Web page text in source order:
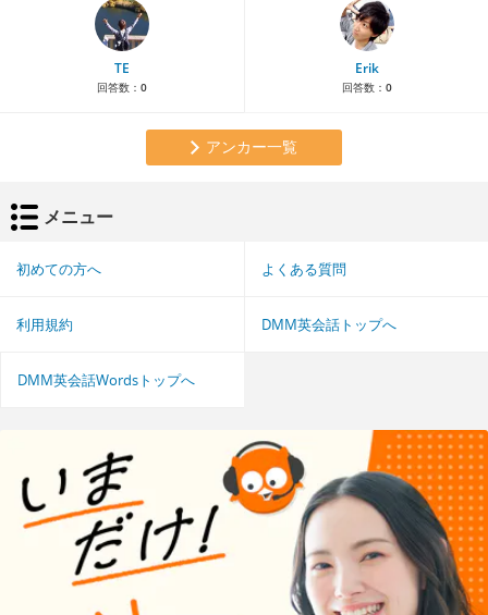
TE
回答数： 0
Erik
回答数： 0
アンカー一覧
メニュー
初めての方へ よくある質問
利用規約 DMM英会話トップへ
DMM英会話Wordsトップへ